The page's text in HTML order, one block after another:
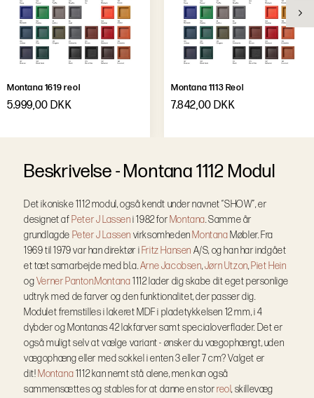
Montana 1619 reol
5.999,00 DKK
Montana 1113 Reol
7.842,00 DKK
Beskrivelse-Montana 1112 Modul
Det ikoniske 1112 modul, også kendt under navnet “SHOW”, er
designet af Peter J Lasseni 1982 for Montana. Samme år
grundlagde Peter J Lassen virksomheden Montana Møbler. Fra
1969 til 1979 var han direktør i Fritz Hansen A/S, og han har indgået
et tæt samarbejde med bl.a.Arne Jacobsen,Jørn Utzon,Piet Hein
ogVerner Panton.Montana1112 lader dig skabe dit eget personlige
udtryk med de farver og den funktionalitet, der passer dig.
Modulet fremstilles i lakeret MDF i pladetykkelsen 12 mm, i 4
dybder og Montanas 42 lakfarver samt specialoverflader. Det er
også muligt selv at vælge variant - ønsker du vægophængt, uden
vægophæng eller med sokkel i enten 3 eller 7 cm? Valget er
dit! Montana1112 kan nemt stå alene, men kan også
sammensættes og stables for at danne en storreol, skillevæg